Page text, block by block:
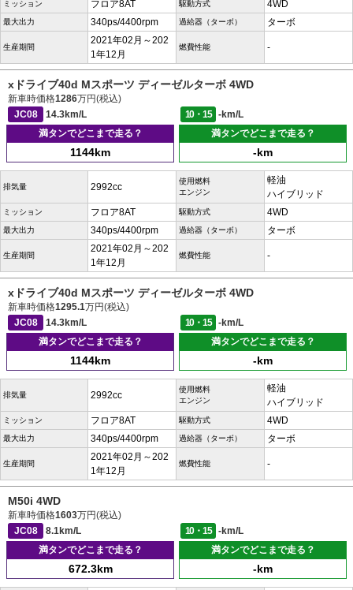
ミッション フロア8AT 駆動方式 4WD
最大出力 340ps/4400rpm 過給器（ターボ） ターボ
生産期間
2021年02月～202
1年12月
燃費性能 -
xドライブ40d Mスポーツ ディーゼルターボ 4WD
新車時価格1286万円(税込)
JC08
14.3km/L 10・15
-km/L
満タンでどこまで走る？
1144km
満タンでどこまで走る？
-km
排気量 2992cc
使用燃料
エンジン
軽油
ハイブリッド
ミッション フロア8AT 駆動方式 4WD
最大出力 340ps/4400rpm 過給器（ターボ） ターボ
生産期間
2021年02月～202
1年12月
燃費性能 -
xドライブ40d Mスポーツ ディーゼルターボ 4WD
新車時価格1295.1万円(税込)
JC08
14.3km/L 10・15
-km/L
満タンでどこまで走る？
1144km
満タンでどこまで走る？
-km
排気量 2992cc
使用燃料
エンジン
軽油
ハイブリッド
ミッション フロア8AT 駆動方式 4WD
最大出力 340ps/4400rpm 過給器（ターボ） ターボ
生産期間
2021年02月～202
1年12月
燃費性能 -
M50i 4WD
新車時価格1603万円(税込)
JC08
8.1km/L 10・15
-km/L
満タンでどこまで走る？
672.3km
満タンでどこまで走る？
-km